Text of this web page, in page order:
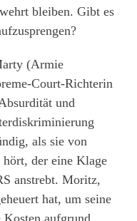
bleiben. Gibt es
(Armie
Court-Richterin
und
als sie von
der eine Klage
anstrebt. Moritz,
hat, um seine
aufgrund